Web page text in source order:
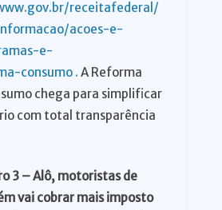
receitafederal/
acoes-e-
e-
consumo . A Reforma
chega para simplificar
com total transparência
3 – Alô, motoristas de
vai cobrar mais imposto